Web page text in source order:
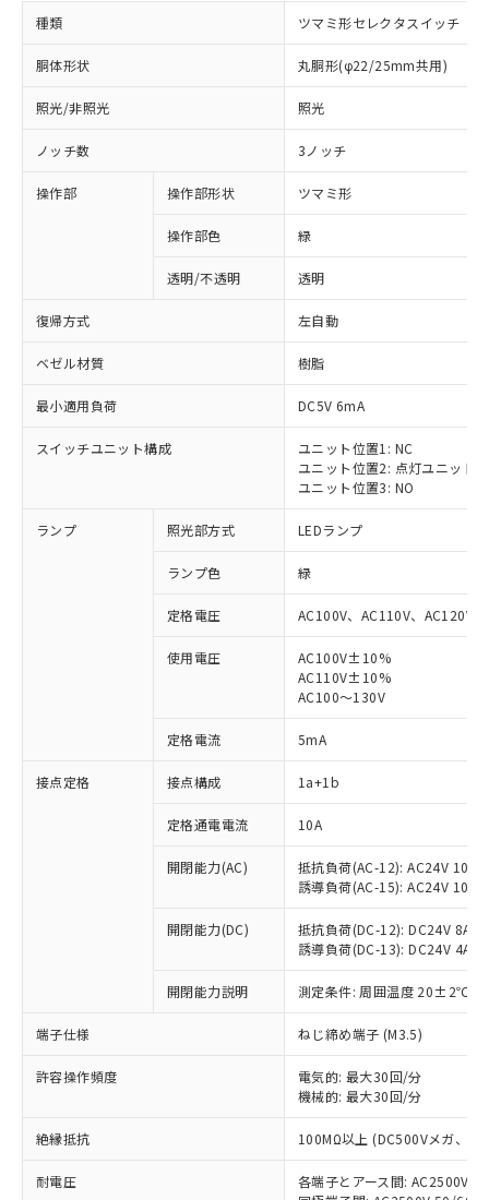
種類 ツマミ形セレクタスイッチ
胴体形状 丸胴形(φ22/25mm共用)
照光/非照光 照光
ノッチ数 3ノッチ
操作部 操作部形状 ツマミ形
操作部色 緑
透明/不透明 透明
復帰方式 左自動
ベゼル材質 樹脂
最小適用負荷 DC5V 6mA
スイッチユニット構成
ユニット位置1: NC
ユニット位置2: 点灯ユニット
ユニット位置3: NO
ランプ 照光部方式 LEDランプ
ランプ色 緑
定格電圧 AC100V、AC110V、AC120V
使用電圧
AC100V±10%
AC110V±10%
AC100～130V
定格電流 5mA
接点定格 接点構成 1a+1b
定格通電電流 10A
開閉能力(AC)
抵抗負荷(AC-12): AC24V 10A/
誘導負荷(AC-15): AC24V
開閉能力(DC)
抵抗負荷(DC-12): DC24V 8A/
誘導負荷(DC-13): DC24V 4A/
開閉能力説明 測定条件: 周囲温度 20±2℃、
端子仕様 ねじ締め端子 (M3.5)
許容操作頻度
電気的: 最大30回/分
機械的: 最大30回/分
絶縁抵抗 100MΩ以上 (DC500Vメガ、点
耐電圧
各端子とアース間: AC2500V
ご利用条件
以下の条件をお読みいただき、同意のうえ
本サービスは、当社制御機器事業取扱
商品の当社在庫状況および標準価格
(税抜)を提供させていただくもので
当社制御機器事業取扱商品の中には、
本サービスの対象外となる商品もある
ことをご了承ください。
※1 対応状況
対応済み：EU RoHS指令（10物質）の
非含有に対応した製品が提供可能な商品で
対応予定：EU RoHS指令（10物質）の非含
有に対応した製品に切り替える予定のある
対応予定なし：EU RoHS指令（10物質）の
非含有に非対応の商品で、対応品を出す予
調査・確認中：EU RoHS指令（10物質）の
非含有の対応状況を調査中または確認中の
商品です。
非該当品：ライセンス料など無形物で、有
害物質有無と関係のない商品です。
仕入先様の事情により、非含有部品として
いたものが、含有品と判明した場合などや
「○」：最大均質材料含有率が中国RoHSの
「×」：最大均質材料含有率が中国RoHSの
基準値を超えていることを示します。
当社は、これら貴社製品のうち、外国